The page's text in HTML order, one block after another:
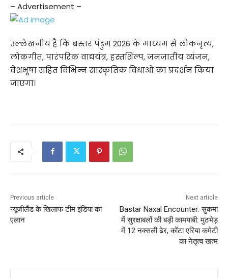
– Advertisement –
उल्लेखनीय है कि बस्तर पंडुम 2026 के माध्यम से लोकनृत्य,
लोकगीत, पारंपरिक वाद्ययंत्र, हस्तशिल्प, जनजातीय व्यंजन,
वेशभूषा सहित विभिन्न सांस्कृतिक विधाओं का प्रदर्शन किया
जाएगा।
Previous article
न्यूजीलैंड के खिलाफ टीम इंडिया का
एलान
Next article
Bastar Naxal Encounter: सुकमा
में सुरक्षाबलों की बड़ी कामयाबी: मुठभेड़
में 12 नक्सली ढेर, कोंटा एरिया कमेटी
का नेतृत्व खत्म